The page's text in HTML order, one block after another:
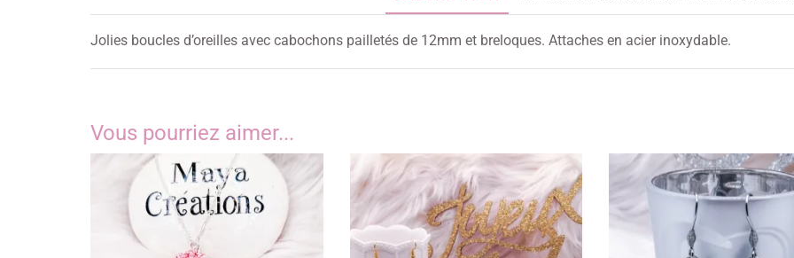
Jolies boucles d’oreilles avec cabochons pailletés de 12mm et breloques. Attaches en acier inoxydable.
Vous pourriez aimer...